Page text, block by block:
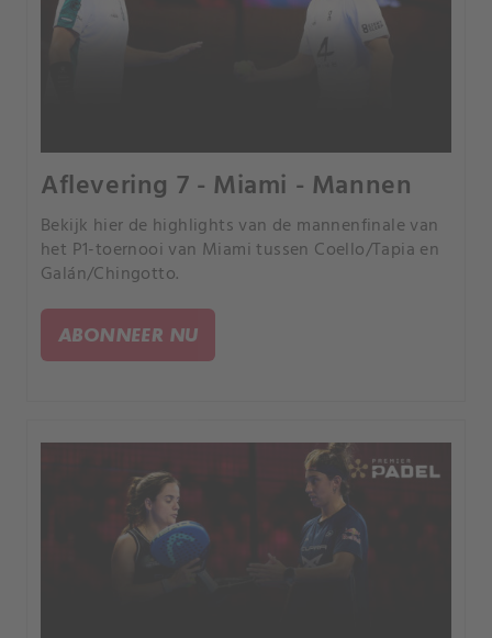
Aflevering 7 - Miami - Mannen
Bekijk hier de highlights van de mannenfinale van
het P1-toernooi van Miami tussen Coello/Tapia en
Galán/Chingotto.
ABONNEER NU